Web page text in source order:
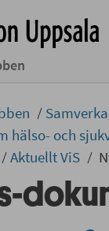
hälso- och
Aktuellt ViS